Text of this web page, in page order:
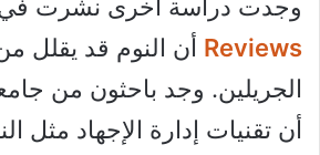
وجدت دراسة أخرى نشرت
Reviews أن النوم قد يقلل
الجريلين. وجد باحثون من جامعة
أن تقنيات إدارة الإجهاد مثل